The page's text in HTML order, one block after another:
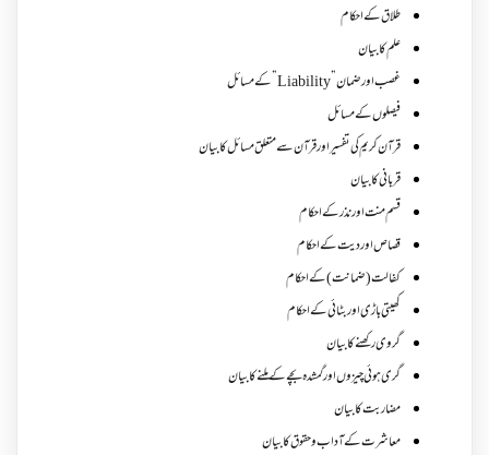
طلاق کے احکام
علم کا بیان
غصب اورضمان”Liability” کے مسائل
فیصلوں کے مسائل
قرآن کریم کی تفسیر اور قرآن سے متعلق مسائل کا بیان
قربانی کا بیان
قسم منت اور نذر کے احکام
قصاص اور دیت کے احکام
کفالت (ضمانت) کے احکام
کھیتی باڑی اور بٹائی کے احکام
گروی رکھنے کا بیان
گری ہوئی چیزوں اورگمشدہ بچے کے ملنے کا بیان
مضاربت کا بیان
معاشرت کے آداب و حقوق کا بیان